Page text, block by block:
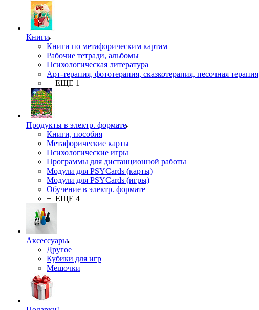
Книги
Книги по метафорическим картам
Рабочие тетради, альбомы
Психологическая литература
Арт-терапия, фототерапия, сказкотерапия, песочная терапия
+ ЕЩЕ 1
Продукты в электр. формате
Книги, пособия
Метафорические карты
Психологические игры
Программы для дистанционной работы
Модули для PSYCards (карты)
Модули для PSYCards (игры)
Обучение в электр. формате
+ ЕЩЕ 4
Аксессуары
Другое
Кубики для игр
Мешочки